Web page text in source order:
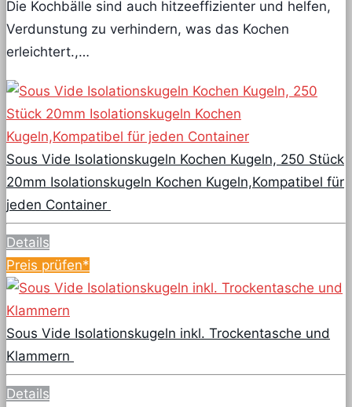
Die Kochbälle sind auch hitzeeffizienter und helfen,
Verdunstung zu verhindern, was das Kochen
erleichtert.,…
Sous Vide Isolationskugeln Kochen Kugeln, 250 Stück
20mm Isolationskugeln Kochen Kugeln,Kompatibel für
jeden Container
Details
Preis prüfen*
Sous Vide Isolationskugeln inkl. Trockentasche und
Klammern
Details